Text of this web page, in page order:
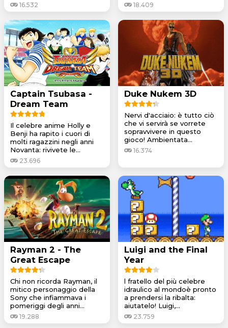
16.532 18.409
Captain Tsubasa -
Dream Team
Il celebre anime Holly e
Benji ha rapito i cuori di
molti ragazzini negli anni
Novanta: rivivete le...
23.696
Duke Nukem 3D
Nervi d'acciaio: è tutto ciò
che vi servirà se vorrete
sopravvivere in questo
gioco! Ambientata...
16.374
Rayman 2 - The
Great Escape
Chi non ricorda Rayman, il
mitico personaggio della
Sony che infiammava i
pomeriggi degli anni...
19.288
Luigi and the Final
Year
l fratello del più celebre
idraulico al mondoè pronto
a prendersi la ribalta:
aiutatelo! Luigi,...
23.759